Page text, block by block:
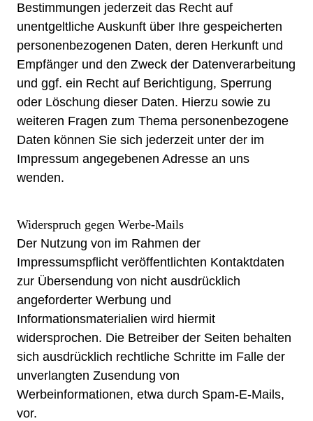
Bestimmungen jederzeit das Recht auf
unentgeltliche Auskunft über Ihre gespeicherten
personenbezogenen Daten, deren Herkunft und
Empfänger und den Zweck der Datenverarbeitung
und ggf. ein Recht auf Berichtigung, Sperrung
oder Löschung dieser Daten. Hierzu sowie zu
weiteren Fragen zum Thema personenbezogene
Daten können Sie sich jederzeit unter der im
Impressum angegebenen Adresse an uns
wenden.
Widerspruch gegen Werbe-Mails
Der Nutzung von im Rahmen der
Impressumspflicht veröffentlichten Kontaktdaten
zur Übersendung von nicht ausdrücklich
angeforderter Werbung und
Informationsmaterialien wird hiermit
widersprochen. Die Betreiber der Seiten behalten
sich ausdrücklich rechtliche Schritte im Falle der
unverlangten Zusendung von
Werbeinformationen, etwa durch Spam-E-Mails,
vor.